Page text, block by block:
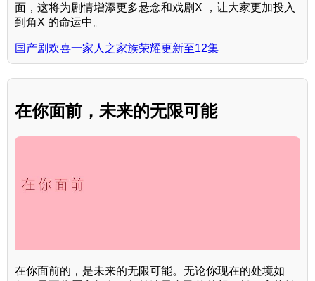
面，这将为剧情增添更多悬念和戏剧X ，让大家更加投入
到角X 的命运中。
国产剧欢喜一家人之家族荣耀更新至12集
在你面前，未来的无限可能
在你面前的，是未来的无限可能。无论你现在的处境如